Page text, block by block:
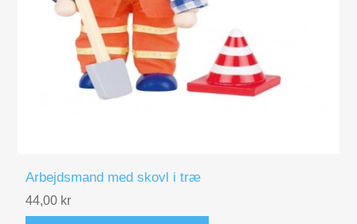
Arbejdsmand med skovl i træ
44,00 kr